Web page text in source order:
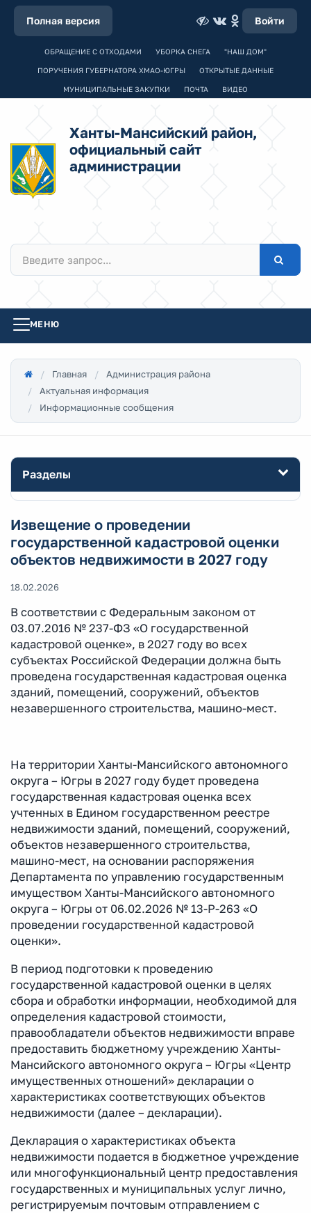
Полная версия Войти
ОБРАЩЕНИЕ С ОТХОДАМИ УБОРКА СНЕГА "НАШ ДОМ"
ПОРУЧЕНИЯ ГУБЕРНАТОРА ХМАО-ЮГРЫ ОТКРЫТЫЕ ДАННЫЕ
МУНИЦИПАЛЬНЫЕ ЗАКУПКИ ПОЧТА ВИДЕО
Ханты-Мансийский район,
официальный сайт
администрации
МЕНЮ
Главная
Администрация района
Актуальная информация
Информационные сообщения
Разделы
Извещение о проведении
государственной кадастровой оценки
объектов недвижимости в 2027 году
18.02.2026
В соответствии с Федеральным законом от
03.07.2016 № 237-ФЗ «О государственной
кадастровой оценке», в 2027 году во всех
субъектах Российской Федерации должна быть
проведена государственная кадастровая оценка
зданий, помещений, сооружений, объектов
незавершенного строительства, машино-мест.
На территории Ханты-Мансийского автономного
округа – Югры в 2027 году будет проведена
государственная кадастровая оценка всех
учтенных в Едином государственном реестре
недвижимости зданий, помещений, сооружений,
объектов незавершенного строительства,
машино-мест, на основании распоряжения
Департамента по управлению государственным
имуществом Ханты-Мансийского автономного
округа – Югры от 06.02.2026 № 13-Р-263 «О
проведении государственной кадастровой
оценки».
В период подготовки к проведению
государственной кадастровой оценки в целях
сбора и обработки информации, необходимой для
определения кадастровой стоимости,
правообладатели объектов недвижимости вправе
предоставить бюджетному учреждению Ханты-
Мансийского автономного округа – Югры «Центр
имущественных отношений» декларации о
характеристиках соответствующих объектов
недвижимости (далее – декларации).
Декларация о характеристиках объекта
недвижимости подается в бюджетное учреждение
или многофункциональный центр предоставления
государственных и муниципальных услуг лично,
регистрируемым почтовым отправлением с